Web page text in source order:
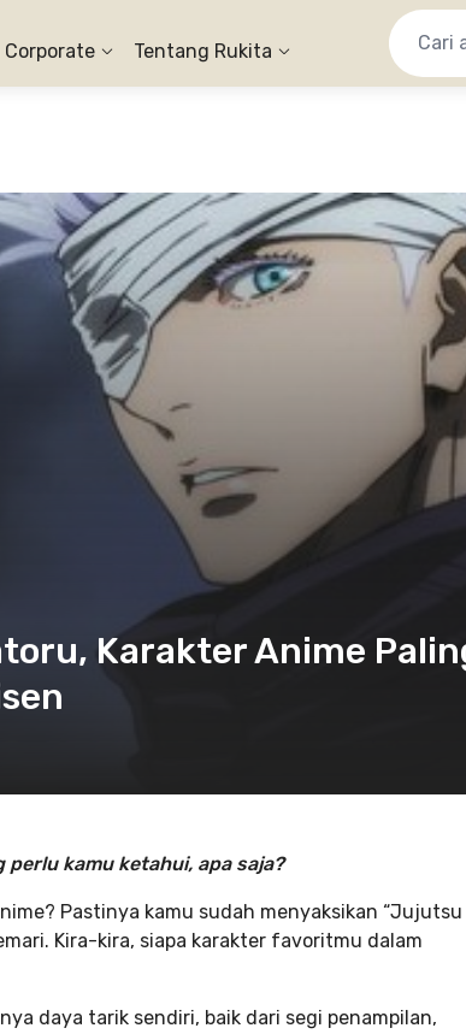
Corporate Tentang Rukita
Karakter Anime
kamu ketahui, apa saja?
Pastinya kamu sudah menyaksikan “Jujutsu
Kira-kira, siapa karakter favoritmu dalam
daya tarik sendiri, baik dari segi penampilan,